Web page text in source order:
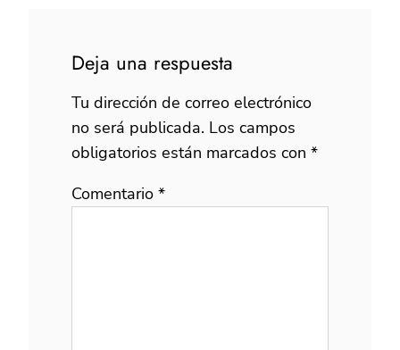
Deja una respuesta
Tu dirección de correo electrónico
no será publicada. Los campos
obligatorios están marcados con *
Comentario *